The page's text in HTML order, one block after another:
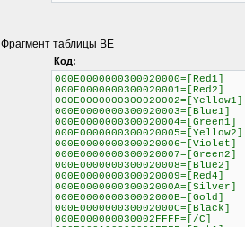
Фрагмент таблицы BE
Код:
000E0000000300020000=[Red1]
000E0000000300020001=[Red2]
000E0000000300020002=[Yellow1]
000E0000000300020003=[Blue1]
000E0000000300020004=[Green1]
000E0000000300020005=[Yellow2]
000E0000000300020006=[Violet]
000E0000000300020007=[Green2]
000E0000000300020008=[Blue2]
000E0000000300020009=[Red4]
000E000000030002000A=[Silver]
000E000000030002000B=[Gold]
000E000000030002000C=[Black]
000E000000030002FFFF=[/C]